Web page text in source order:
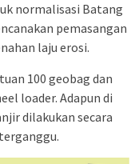
normalisasi Batang
pemasangan
laju erosi.
100 geobag dan
loader. Adapun di
dilakukan secara